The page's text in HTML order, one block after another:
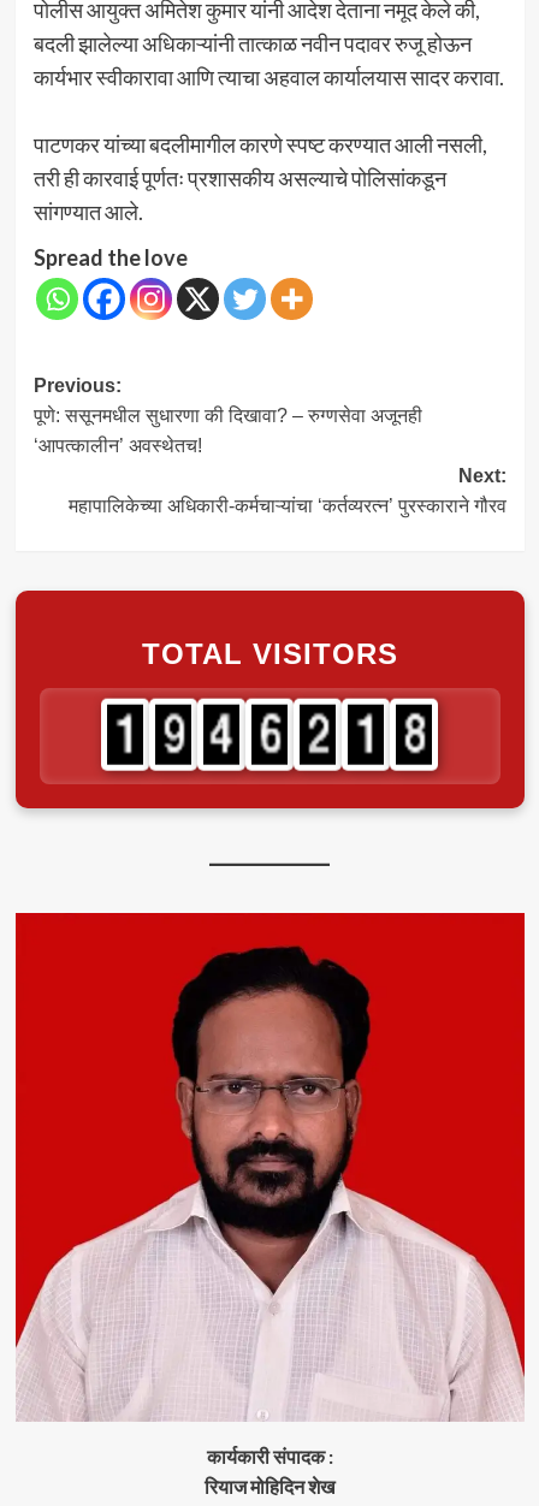
पोलीस आयुक्त अमितेश कुमार यांनी आदेश देताना नमूद केले की,
बदली झालेल्या अधिकाऱ्यांनी तात्काळ नवीन पदावर रुजू होऊन
कार्यभार स्वीकारावा आणि त्याचा अहवाल कार्यालयास सादर करावा.
पाटणकर यांच्या बदलीमागील कारणे स्पष्ट करण्यात आली नसली,
तरी ही कारवाई पूर्णतः प्रशासकीय असल्याचे पोलिसांकडून
सांगण्यात आले.
Spread the love
Post
navigation
Previous:
पूणे: ससूनमधील सुधारणा की दिखावा? – रुग्णसेवा अजूनही
‘आपत्कालीन’ अवस्थेतच!
Next:
महापालिकेच्या अधिकारी-कर्मचाऱ्यांचा ‘कर्तव्यरत्न’ पुरस्काराने गौरव
TOTAL VISITORS
कार्यकारी संपादक :
रियाज मोहिदिन शेख